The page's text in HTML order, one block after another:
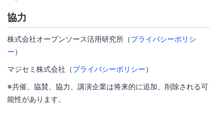
協力
株式会社オープンソース活用研究所（プライバシーポリシ
ー）
マジセミ株式会社（プライバシーポリシー）
※共催、協賛、協力、講演企業は将来的に追加、削除される可
能性があります。